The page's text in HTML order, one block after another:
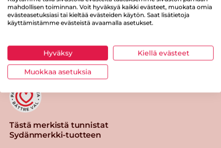
Tästä merkistä tunnistat
Sydänmerkki-tuotteen
mahdollisen toiminnan. Voit hyväksyä kaikki evästeet, muokata omia
evästeasetuksiasi tai kieltää evästeiden käytön. Saat lisätietoja
käyttämistämme evästeistä avaamalla asetukset.
Hyväksy Kiellä evästeet
Muokkaa asetuksia